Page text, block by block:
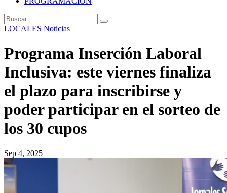
LOCALES Noticias
Programa Inserción Laboral
Inclusiva: este viernes finaliza
el plazo para inscribirse y
poder participar en el sorteo de
los 30 cupos
Sep 4, 2025